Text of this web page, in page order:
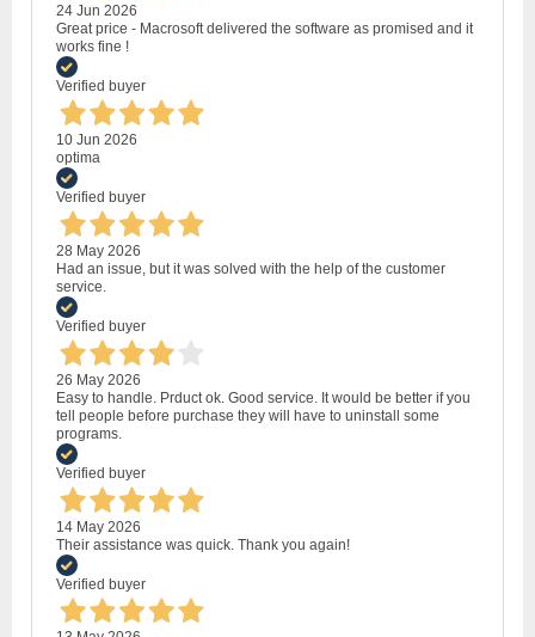
24 Jun 2026
Great price - Macrosoft delivered the software as promised and it
works fine !
Verified buyer
10 Jun 2026
optima
Verified buyer
28 May 2026
Had an issue, but it was solved with the help of the customer
service.
Verified buyer
26 May 2026
Easy to handle. Prduct ok. Good service. It would be better if you
tell people before purchase they will have to uninstall some
programs.
Verified buyer
14 May 2026
Their assistance was quick. Thank you again!
Verified buyer